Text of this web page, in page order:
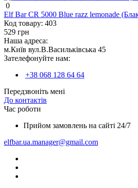
0
Elf Bar CR 5000 Blue razz lemonade
Код товару: 403
529 грн
Наша адреса:
м.Київ вул.В.Васильківська 45
Зателефонуйте нам:
+38 068 128 64 64
Передзвоніть мені
До контактів
Час роботи
Прийом замовлень на сайті 24/7
elfbar.ua.manager@gmail.com